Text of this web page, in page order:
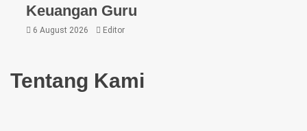
Keuangan Guru
6 August 2026 Editor
Tentang Kami